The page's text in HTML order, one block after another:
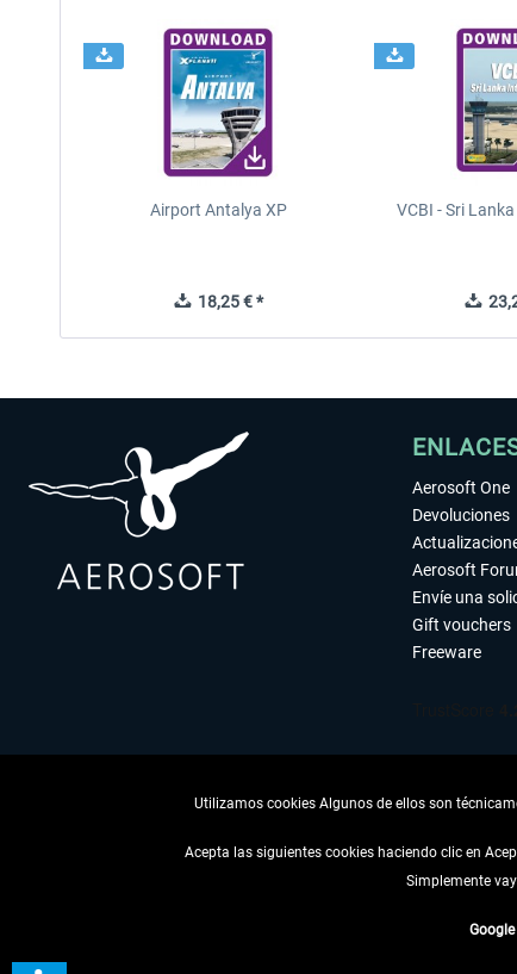
Airport Antalya XP
18,25 € *
VCBI - Sri
Aerosoft One
Devoluciones
Aerosoft
Envíe una
Gift vouchers
Freeware
Utilizamos cookies Algunos de ellos son
Acepta las siguientes cookies haciendo clic en
Simplemente